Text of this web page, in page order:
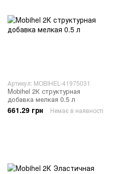
Артикул: MOBIHEL-41975031
Mobihel 2К структурная
добавка мелкая 0.5 л
661.29 грн Немає в наявності